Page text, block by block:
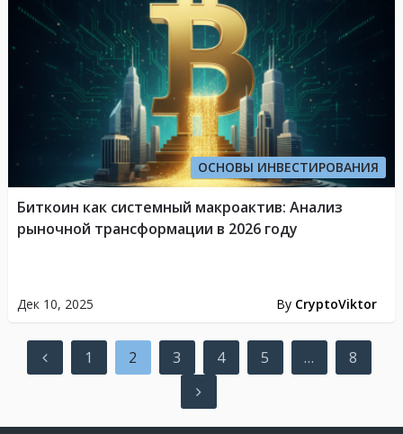
ОСНОВЫ ИНВЕСТИРОВАНИЯ
Дек 10, 2025 By CryptoViktor
Биткоин как системный макроактив: Анализ
рыночной трансформации в 2026 году
Пагинация
записей
1 2 3 4 5 … 8